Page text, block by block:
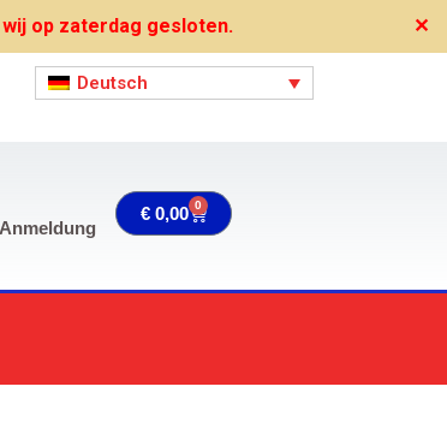
op zaterdag gesloten. ✕
Deutsch
Anmeldung
€ 0,00 0 Warenkorb